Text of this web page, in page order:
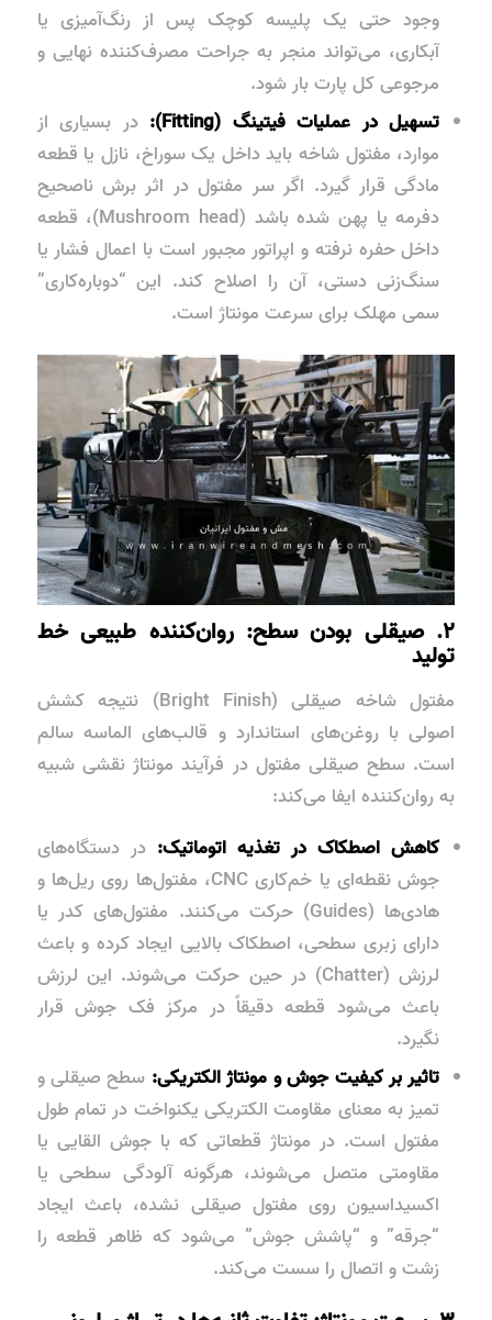
وجود حتی یک پلیسه کوچک پس از رنگ‌آمیزی یا
آبکاری، می‌تواند منجر به جراحت مصرف‌کننده نهایی و
مرجوعی کل پارت بار شود.
تسهیل در عملیات فیتینگ (Fitting):
در بسیاری از
موارد، مفتول شاخه باید داخل یک سوراخ، نازل یا قطعه
مادگی قرار گیرد. اگر سر مفتول در اثر برش ناصحیح
دفرمه یا پهن شده باشد (Mushroom head)، قطعه
داخل حفره نرفته و اپراتور مجبور است با اعمال فشار یا
سنگ‌زنی دستی، آن را اصلاح کند. این “دوباره‌کاری”
سمی مهلک برای سرعت مونتاژ است.
۲. صیقلی بودن سطح: روان‌کننده طبیعی خط
تولید
مفتول شاخه صیقلی (Bright Finish) نتیجه کشش
اصولی با روغن‌های استاندارد و قالب‌های الماسه سالم
است. سطح صیقلی مفتول در فرآیند مونتاژ نقشی شبیه
به روان‌کننده ایفا می‌کند:
کاهش اصطکاک در تغذیه اتوماتیک: در دستگاه‌های
جوش نقطه‌ای یا خم‌کاری CNC، مفتول‌ها روی ریل‌ها و
هادی‌ها (Guides) حرکت می‌کنند. مفتول‌های کدر یا
دارای زبری سطحی، اصطکاک بالایی ایجاد کرده و باعث
لرزش (Chatter) در حین حرکت می‌شوند. این لرزش
باعث می‌شود قطعه دقیقاً در مرکز فک جوش قرار
نگیرد.
تاثیر بر کیفیت جوش و مونتاژ الکتریکی: سطح صیقلی و
تمیز به معنای مقاومت الکتریکی یکنواخت در تمام طول
مفتول است. در مونتاژ قطعاتی که با جوش القایی یا
مقاومتی متصل می‌شوند، هرگونه آلودگی سطحی یا
اکسیداسیون روی مفتول صیقلی نشده، باعث ایجاد
“جرقه” و “پاشش جوش” می‌شود که ظاهر قطعه را
زشت و اتصال را سست می‌کند.